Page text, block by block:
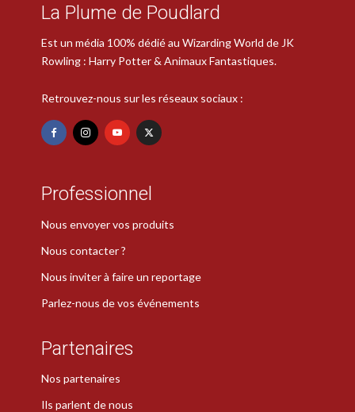
La Plume de Poudlard
Est un média 100% dédié au Wizarding World de JK
Rowling : Harry Potter & Animaux Fantastiques.
Retrouvez-nous sur les réseaux sociaux :
Professionnel
Nous envoyer vos produits
Nous contacter ?
Nous inviter à faire un reportage
Parlez-nous de vos événements
Partenaires
Nos partenaires
Ils parlent de nous